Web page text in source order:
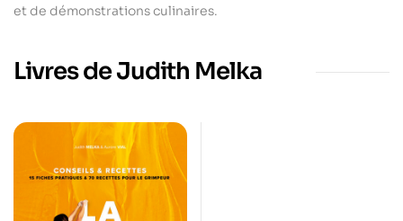
et de démonstrations culinaires.
Livres de Judith Melka